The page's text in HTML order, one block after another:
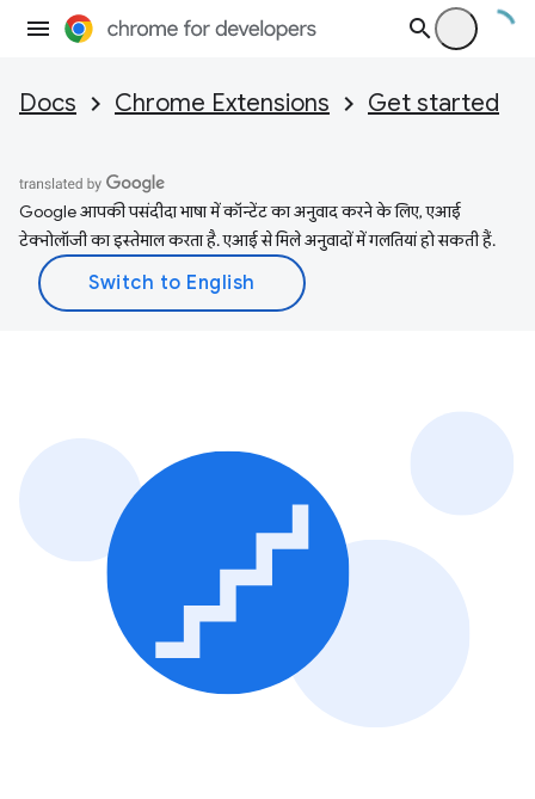
Docs Chrome Extensions Get started
Google आपकी पसंदीदा भाषा में कॉन्टेंट का अनुवाद करने के लिए, एआई
टेक्नोलॉजी का इस्तेमाल करता है. एआई से मिले अनुवादों में गलतियां हो सकती हैं.